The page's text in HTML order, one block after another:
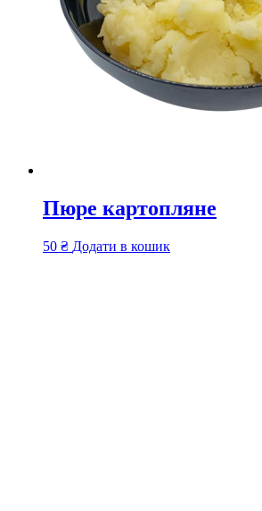
Пюре картопляне
50 ₴ Додати в кошик